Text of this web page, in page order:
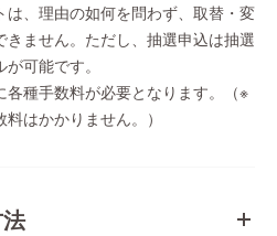
は、理由の如何を問わず、取替・変
ません。ただし、抽選申込は抽選
可能です。
種手数料が必要となります。（※
はかかりません。）